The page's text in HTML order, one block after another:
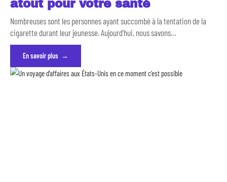
atout pour votre santé
Nombreuses sont les personnes ayant succombé à la tentation de la
cigarette durant leur jeunesse. Aujourd'hui, nous savons…
En savoir plus